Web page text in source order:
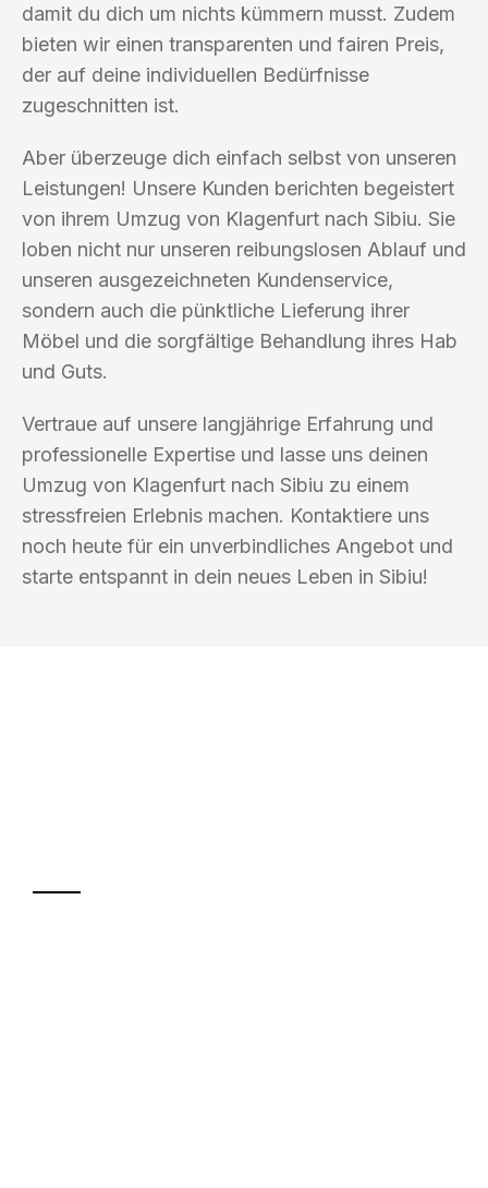
damit du dich um nichts kümmern musst. Zudem
bieten wir einen transparenten und fairen Preis,
der auf deine individuellen Bedürfnisse
zugeschnitten ist.
Aber überzeuge dich einfach selbst von unseren
Leistungen! Unsere Kunden berichten begeistert
von ihrem Umzug von Klagenfurt nach Sibiu. Sie
loben nicht nur unseren reibungslosen Ablauf und
unseren ausgezeichneten Kundenservice,
sondern auch die pünktliche Lieferung ihrer
Möbel und die sorgfältige Behandlung ihres Hab
und Guts.
Vertraue auf unsere langjährige Erfahrung und
professionelle Expertise und lasse uns deinen
Umzug von Klagenfurt nach Sibiu zu einem
stressfreien Erlebnis machen. Kontaktiere uns
noch heute für ein unverbindliches Angebot und
starte entspannt in dein neues Leben in Sibiu!